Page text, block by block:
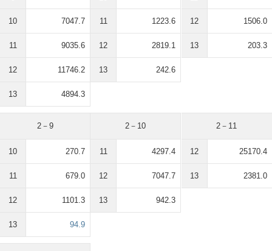
10 7047.7
11 9035.6
12 11746.2
13 4894.3
11 1223.6
12 2819.1
13 242.6
12 1506.0
13 203.3
2－9
10 270.7
11 679.0
12 1101.3
13 94.9
2－10
11 4297.4
12 7047.7
13 942.3
2－11
12 25170.4
13 2381.0